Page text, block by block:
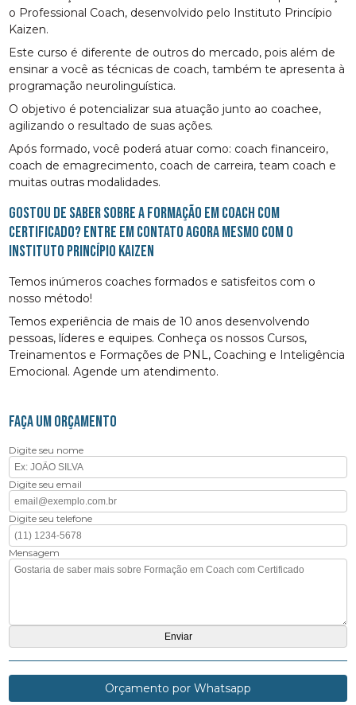
o Professional Coach, desenvolvido pelo Instituto Princípio
Kaizen.
Este curso é diferente de outros do mercado, pois além de
ensinar a você as técnicas de coach, também te apresenta à
programação neurolinguística.
O objetivo é potencializar sua atuação junto ao coachee,
agilizando o resultado de suas ações.
Após formado, você poderá atuar como: coach financeiro,
coach de emagrecimento, coach de carreira, team coach e
muitas outras modalidades.
Gostou de saber sobre a formação em Coach com
certificado? Entre em contato agora mesmo com o
Instituto Princípio Kaizen
Temos inúmeros coaches formados e satisfeitos com o
nosso método!
Temos experiência de mais de 10 anos desenvolvendo
pessoas, líderes e equipes. Conheça os nossos Cursos,
Treinamentos e Formações de PNL, Coaching e Inteligência
Emocional. Agende um atendimento.
FAÇA UM ORÇAMENTO
Digite seu nome
Digite seu email
Digite seu telefone
Mensagem
Orçamento por Whatsapp